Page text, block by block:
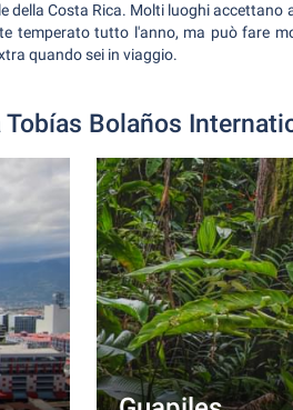
della Costa Rica. Molti luoghi accettano
temperato tutto l'anno, ma può fare
quando sei in viaggio.
Bolaños